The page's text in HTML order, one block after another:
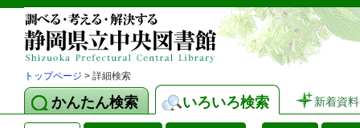
トップページ > 詳細検索
かんたん検索 いろいろ検索 新着資料